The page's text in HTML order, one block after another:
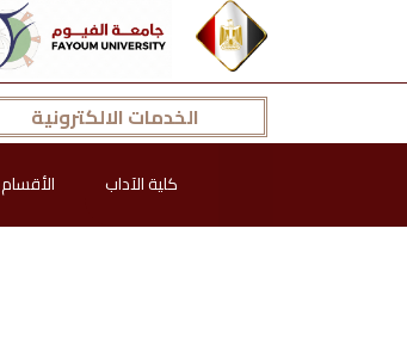
الخدمات الالكترونية
كلية الآداب الأقسام